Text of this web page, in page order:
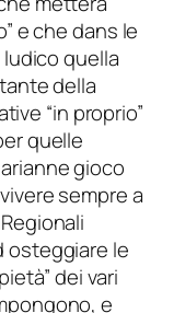
e che dans le
quella
della
“in proprio”
quelle
gioco
sempre a
osteggiare le
dei vari
e